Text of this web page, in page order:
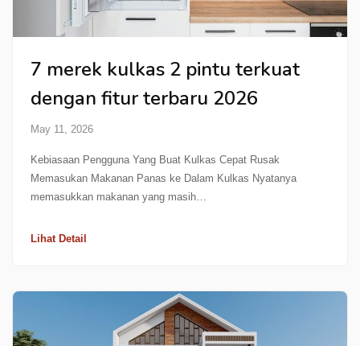
7 merek kulkas 2 pintu terkuat
dengan fitur terbaru 2026
May 11, 2026
Kebiasaan Pengguna Yang Buat Kulkas Cepat Rusak
Memasukan Makanan Panas ke Dalam Kulkas Nyatanya
memasukkan makanan yang masih…
Lihat Detail